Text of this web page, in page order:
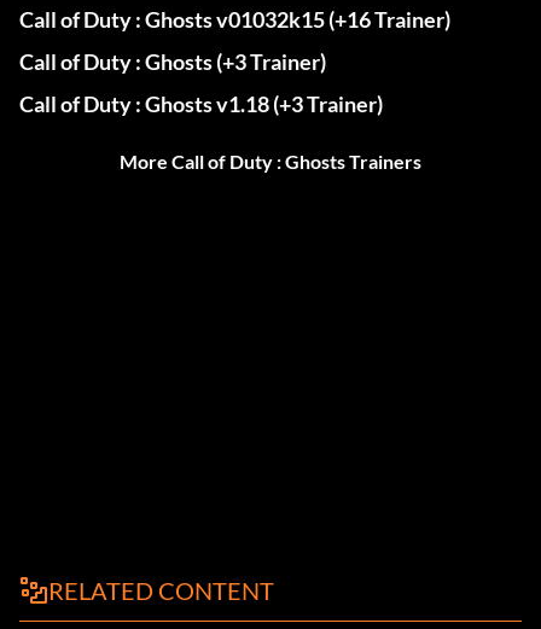
Call of Duty : Ghosts v01032k15 (+16 Trainer)
Call of Duty : Ghosts (+3 Trainer)
Call of Duty : Ghosts v1.18 (+3 Trainer)
More Call of Duty : Ghosts Trainers
RELATED CONTENT